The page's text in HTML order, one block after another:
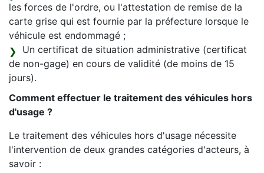
les forces de l'ordre, ou l'attestation de remise de la
carte grise qui est fournie par la préfecture lorsque le
véhicule est endommagé ;
Un certificat de situation administrative (certificat
de non-gage) en cours de validité (de moins de 15
jours).
Comment effectuer le traitement des véhicules hors
d'usage ?
Le traitement des véhicules hors d'usage nécessite
l'intervention de deux grandes catégories d'acteurs, à
savoir :